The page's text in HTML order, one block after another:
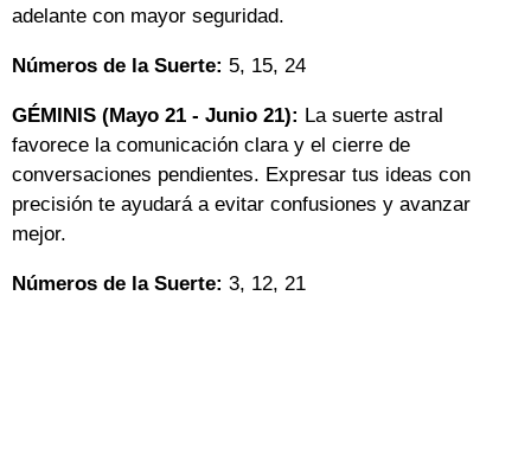
adelante con mayor seguridad.
Números de la Suerte: 5, 15, 24
GÉMINIS (Mayo 21 - Junio 21): La suerte astral
favorece la comunicación clara y el cierre de
conversaciones pendientes. Expresar tus ideas con
precisión te ayudará a evitar confusiones y avanzar
mejor.
Números de la Suerte: 3, 12, 21